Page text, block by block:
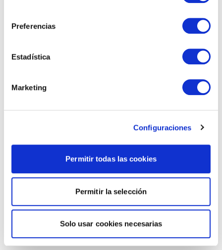
Preferencias
Estadística
Marketing
Configuraciones
Permitir todas las cookies
Permitir la selección
Solo usar cookies necesarias